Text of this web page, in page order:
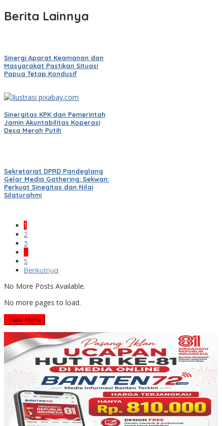
Berita Lainnya
Sinergi Aparat Keamanan dan
Masyarakat Pastikan Situasi
Papua Tetap Kondusif
Sinergitas KPK dan Pemerintah
Jamin Akuntabilitas Koperasi
Desa Merah Putih
Sekretariat DPRD Pandeglang
Gelar Media Gathering: Sekwan:
Perkuat Sinegitas dan Nilai
Silaturahmi
1
2
3
…
5
Berikutnya
No More Posts Available.
No more pages to load.
View More